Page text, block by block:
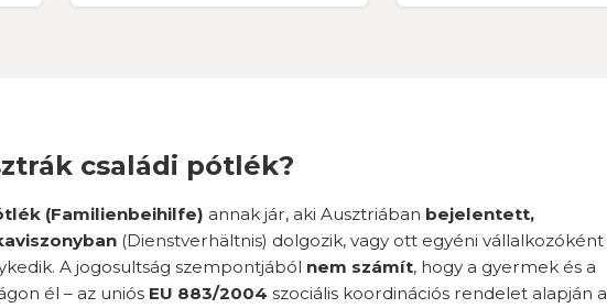
családi pótlék?
(Familienbeihilfe) annak jár, aki Ausztriában bejelentett,
(Dienstverhältnis) dolgozik, vagy ott egyéni vállalkozóként
A jogosultság szempontjából nem számít, hogy a gyermek és a
él – az uniós EU 883/2004 szociális koordinációs rendelet alapján a